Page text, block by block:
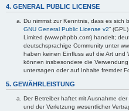
4. GENERAL PUBLIC LICENSE
Du nimmst zur Kenntnis, dass es sich
GNU General Public License v2“
Limited (www.phpbb.com) handelt;
deutschsprachige Community unter
haben keinen Einfluss auf die Art und
können insbesondere die
untersagen oder auf Inhalte fremder
5. GEWÄHRLEISTUNG
Der Betreiber haftet mit Ausnahme
und der Verletzung wesentlicher